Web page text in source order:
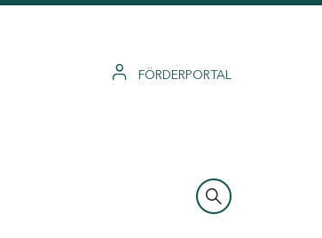
FÖRDERPORTAL